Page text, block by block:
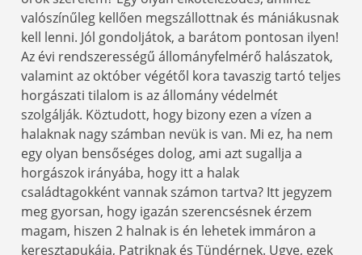
valószínűleg kellően megszállottnak és mániákusnak
kell lenni. Jól gondoljátok, a barátom pontosan ilyen!
Az évi rendszerességű állományfelmérő halászatok,
valamint az október végétől kora tavaszig tartó teljes
horgászati tilalom is az állomány védelmét
szolgálják. Köztudott, hogy bizony ezen a vízen a
halaknak nagy számban nevük is van. Mi ez, ha nem
egy olyan bensőséges dolog, ami azt sugallja a
horgászok irányába, hogy itt a halak
családtagokként vannak számon tartva? Itt jegyzem
meg gyorsan, hogy igazán szerencsésnek érzem
magam, hiszen 2 halnak is én lehetek immáron a
keresztapukája, Patriknak és Tündérnek. Ugye, ezek